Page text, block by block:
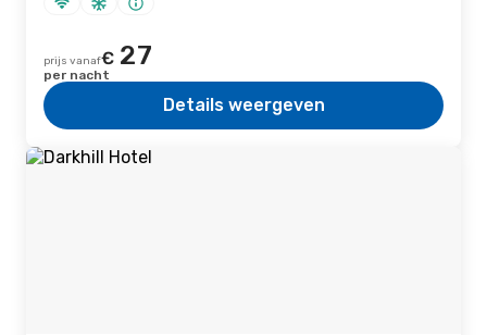
prijs vanaf€ 27
per nacht
Details weergeven